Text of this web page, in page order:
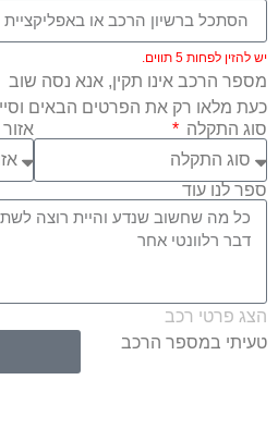
יש להזין לפחות 5 תווים.
מספר הרכב אינו תקין, אנא נסה שוב
כעת מלאו רק את הפרטים הבאים
סוג התקלה
ספר לנו עוד
הצג פרטי רכב
טעיתי במספר הרכב